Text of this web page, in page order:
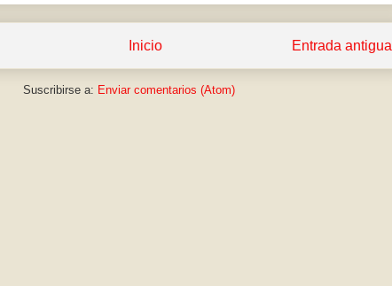
Entrada antigua
Inicio
Suscribirse a: Enviar comentarios (Atom)